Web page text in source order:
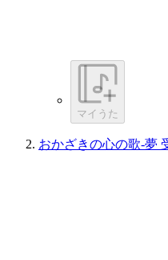
マイうた
おかざきの心の歌-夢